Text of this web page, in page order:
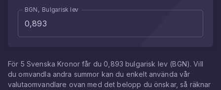
BGN, Bulgarisk lev
För 5 Svenska Kronor får du0,893 bulgarisk lev (BGN). Vill
du omvandla andra summor kan du enkelt använda vår
valutaomvandlare ovan med det belopp du önskar, så räknar